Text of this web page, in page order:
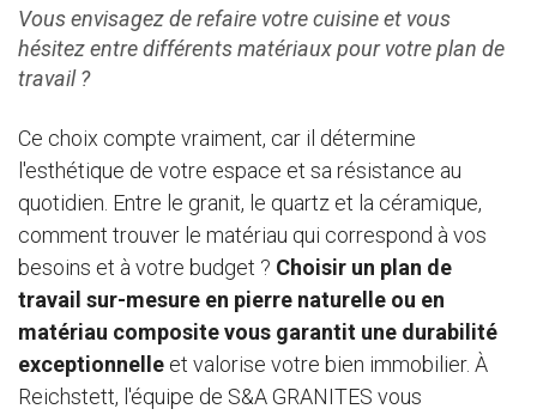
Vous envisagez de refaire votre cuisine et vous
hésitez entre différents matériaux pour votre plan de
travail ?
Ce choix compte vraiment, car il détermine
l'esthétique de votre espace et sa résistance au
quotidien. Entre le granit, le quartz et la céramique,
comment trouver le matériau qui correspond à vos
besoins et à votre budget ? Choisir un plan de
travail sur-mesure en pierre naturelle ou en
matériau composite vous garantit une durabilité
exceptionnelle et valorise votre bien immobilier. À
Reichstett, l'équipe de S&A GRANITES vous